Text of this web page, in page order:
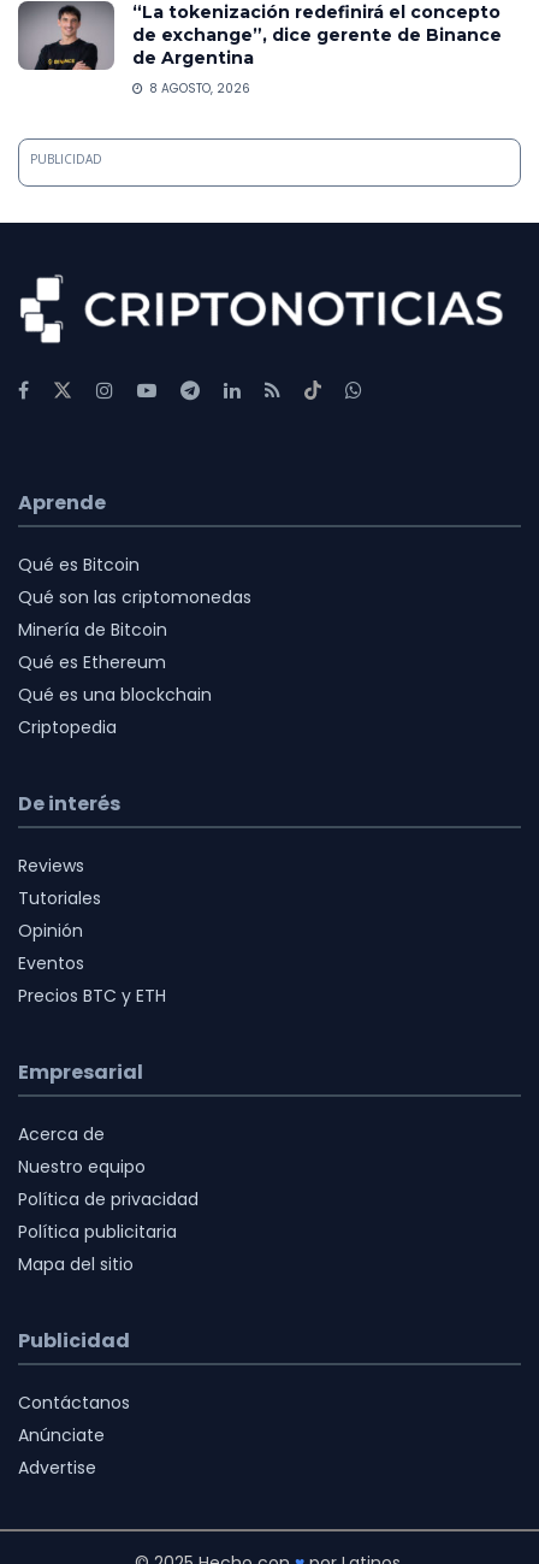
“La tokenización redefinirá el concepto
de exchange”, dice gerente de Binance
de Argentina
8 AGOSTO, 2026
PUBLICIDAD
Aprende
Qué es Bitcoin
Qué son las criptomonedas
Minería de Bitcoin
Qué es Ethereum
Qué es una blockchain
Criptopedia
De interés
Reviews
Tutoriales
Opinión
Eventos
Precios BTC y ETH
Empresarial
Acerca de
Nuestro equipo
Política de privacidad
Política publicitaria
Mapa del sitio
Publicidad
Contáctanos
Anúnciate
Advertise